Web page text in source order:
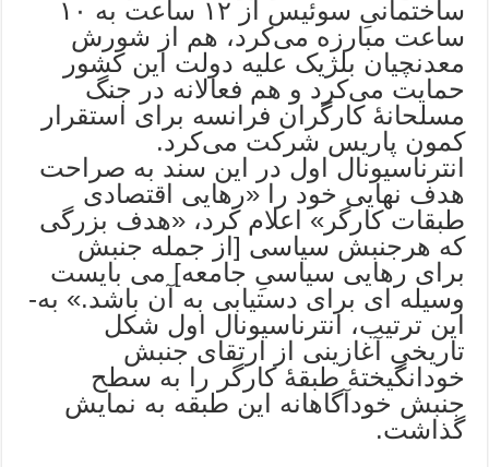
ساختمانیِ سوئیس از ۱۲ ساعت به ۱۰
ساعت مبارزه می‌کرد، هم از شورش
معدنچیان بلژیک علیه دولت این کشور
حمایت می‌کرد و هم فعالانه در جنگ
مسلحانۀ کارگران فرانسه برای استقرار
کمون پاریس شرکت می‌کرد.
انترناسیونال اول در این سند به­ صراحت
هدف نهایی خود را «رهایی اقتصادی
طبقات کارگر» اعلام کرد، «هدف بزرگی
که هرجنبش سیاسی [از جمله جنبش
برای رهایی سیاسیِ جامعه] می ­بایست
وسیله­ ای برای دست­یابی به آن باشد.» به­
این ­ترتیب، انترناسیونال اول شکل
تاریخیِ آغازینی از ارتقای جنبش
خودانگیختۀ طبقۀ کارگر را به سطح
جنبش خودآگاهانه این طبقه به نمایش
گذاشت.